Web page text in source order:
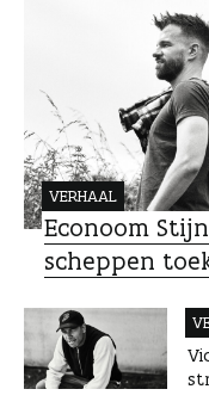
VERHAAL
Econoom
scheppen